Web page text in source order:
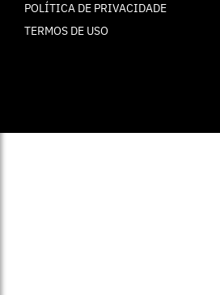
POLÍTICA DE PRIVACIDADE
TERMOS DE USO